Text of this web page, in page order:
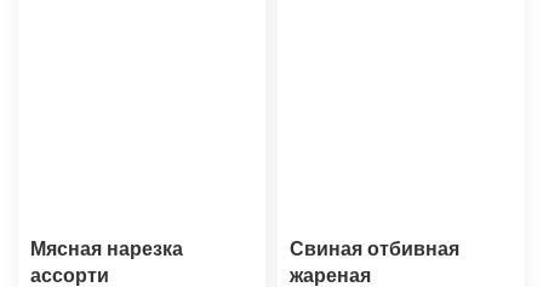
Мясная нарезка
ассорти
Свиная отбивная
жареная